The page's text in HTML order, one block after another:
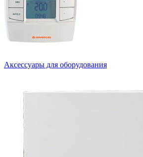
Аксессуары для оборудования